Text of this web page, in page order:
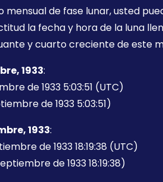
mensual de fase lunar, usted
la fecha y hora de la luna
y cuarto creciente de este
1933:
de 1933 5:03:51 (UTC)
de 1933 5:03:51)
1933:
de 1933 18:19:38 (UTC)
de 1933 18:19:38)